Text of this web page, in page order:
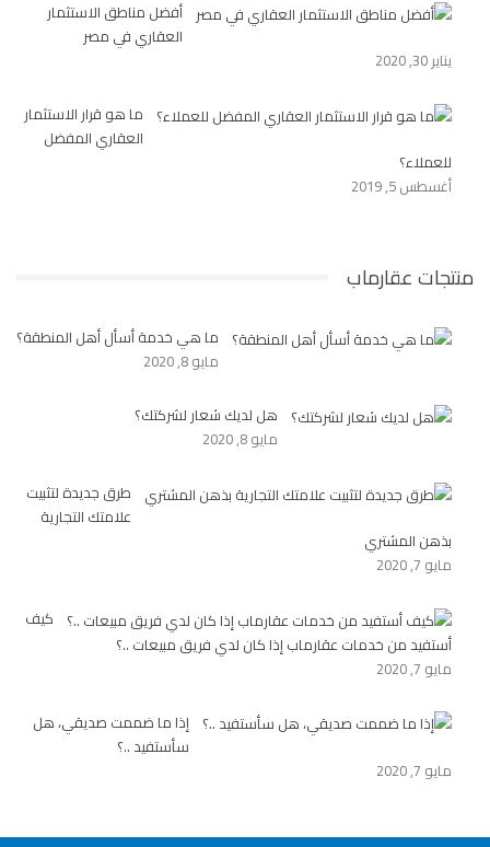
أفضل مناطق الاستثمار
العقاري في مصر
يناير 30, 2020
ما هو قرار الاستثمار
العقاري المفضل
للعملاء؟
أغسطس 5, 2019
منتجات عقارماب
ما هي خدمة أسأل أهل المنطقة؟
مايو 8, 2020
هل لديك شعار لشركتك؟
مايو 8, 2020
طرق جديدة لتثبيت
علامتك التجارية
بذهن المشتري
مايو 7, 2020
كيف
أستفيد من خدمات عقارماب إذا كان لدي فريق مبيعات ..؟
مايو 7, 2020
إذا ما ضممت صديقي، هل
سأستفيد ..؟
مايو 7, 2020